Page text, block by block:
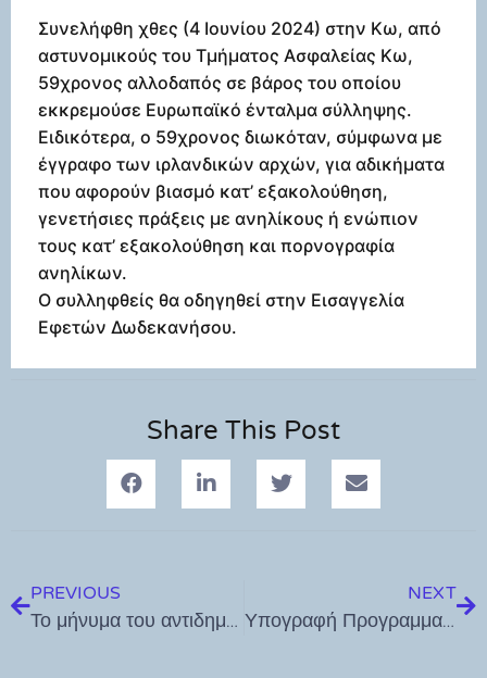
Συνελήφθη χθες (4 Ιουνίου 2024) στην Κω, από
αστυνομικούς του Τμήματος Ασφαλείας Κω,
59χρονος αλλοδαπός σε βάρος του οποίου
εκκρεμούσε Ευρωπαϊκό ένταλμα σύλληψης.
Ειδικότερα, ο 59χρονος διωκόταν, σύμφωνα με
έγγραφο των ιρλανδικών αρχών, για αδικήματα
που αφορούν βιασμό κατ’ εξακολούθηση,
γενετήσιες πράξεις με ανηλίκους ή ενώπιον
τους κατ’ εξακολούθηση και πορνογραφία
ανηλίκων.
Ο συλληφθείς θα οδηγηθεί στην Εισαγγελία
Εφετών Δωδεκανήσου.
Share This Post
PREVIOUS
Το μήνυμα του αντιδημάρχου Σ. Καμπουράκη για την Παγκόσμια Ημέρα Περιβάλλοντος
NEXT
Υπογραφή Προγραμματικής Σύμβασης μεταξύ Υπουργείου Πολιτισμού, Περιφέρειας Νοτίου Αιγαίου και Ιεράς Μονής Αγίου Ιωάννου του Θεολόγου για τη συντήρηση των τριών ανεμόμυλων της Χώρας Πάτμου και τη μελέτη στερέωσης και αποκατάστασης του Ιερού Ναού Αγίου Ιωάννου του Θεολόγου Σαντορίνης